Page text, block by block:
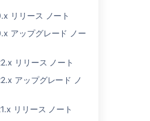
リリース ノート
アップグレード ノー
リリース ノート
アップグレード ノ
リリース ノート
rerun
rerun
rerun
rerun
rerun